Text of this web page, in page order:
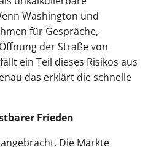
Washington und
für Gespräche,
der Straße von
ein Teil dieses Risikos aus
das erklärt die schnelle
Frieden
Die Märkte